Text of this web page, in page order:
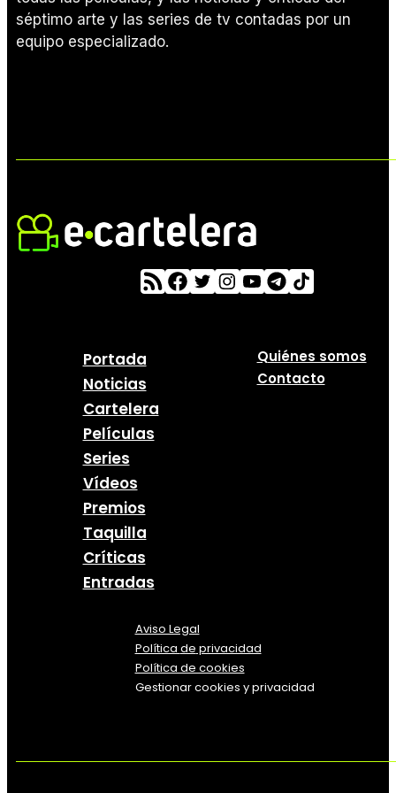
séptimo arte y las series de tv contadas por un
equipo especializado.
Portada
Noticias
Cartelera
Películas
Series
Vídeos
Premios
Taquilla
Críticas
Entradas
Quiénes somos
Contacto
Aviso Legal
Política de privacidad
Política de cookies
Gestionar cookies y privacidad